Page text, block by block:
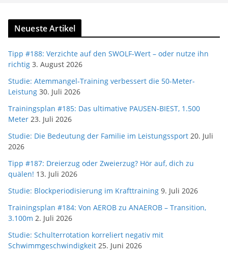
Neueste Artikel
Tipp #188: Verzichte auf den SWOLF-Wert – oder nutze ihn
richtig 3. August 2026
Studie: Atemmangel-Training verbessert die 50-Meter-
Leistung 30. Juli 2026
Trainingsplan #185: Das ultimative PAUSEN-BIEST, 1.500
Meter 23. Juli 2026
Studie: Die Bedeutung der Familie im Leistungssport 20. Juli
2026
Tipp #187: Dreierzug oder Zweierzug? Hör auf, dich zu
quälen! 13. Juli 2026
Studie: Blockperiodisierung im Krafttraining 9. Juli 2026
Trainingsplan #184: Von AEROB zu ANAEROB – Transition,
3.100m 2. Juli 2026
Studie: Schulterrotation korreliert negativ mit
Schwimmgeschwindigkeit 25. Juni 2026